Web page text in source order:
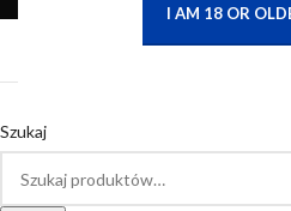
I AM 18 OR
Szukaj